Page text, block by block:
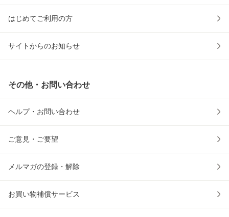
はじめてご利用の方
サイトからのお知らせ
その他・お問い合わせ
ヘルプ・お問い合わせ
ご意見・ご要望
メルマガの登録・解除
お買い物補償サービス